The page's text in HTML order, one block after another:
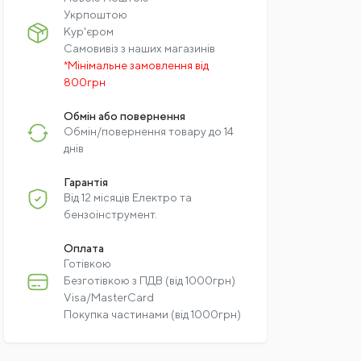
Укрпоштою
Кур'єром
Самовивіз з наших магазинів
*Мінімальне замовлення від
800грн
Обмін або повернення
Обмін/повернення товару до 14
днів
Гарантія
Від 12 місяців Електро та
бензоінструмент.
Оплата
Готівкою
Безготівкою з ПДВ (від 1000грн)
Visa/MasterCard
Покупка частинами (від 1000грн)